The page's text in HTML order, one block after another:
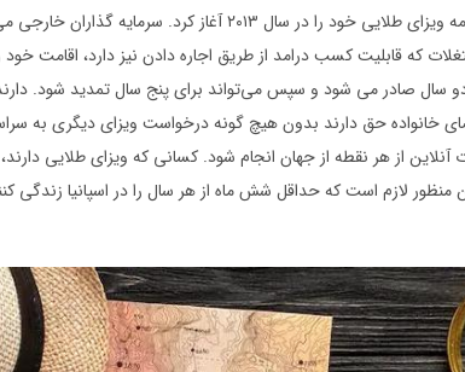
ولت اسپانیا برای تقویت اقتصاد کشور، برنامه ویزای طلایی خود را در سال ۲۰۱۳ آغاز
و مستغلات که قابلیت کسب درامد از طریق اجاره دادن نیز دارد، اقامت
دو سال صادر می شود و سپس می‌تواند برای پنج سال تمدید شود.
خانواده حق دارند بدون هیچ گونه درخواست ویزای دیگری به
از هر نقطه از جهان انجام شود. کسانی که ویزای طلایی